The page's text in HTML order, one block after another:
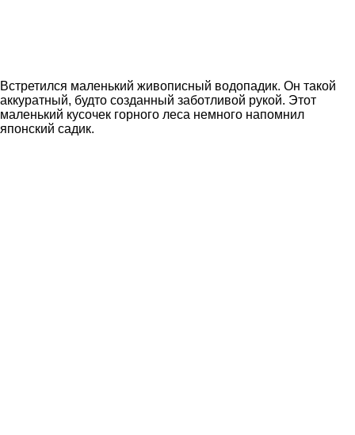
Встретился маленький живописный водопадик. Он такой
аккуратный, будто созданный заботливой рукой. Этот
маленький кусочек горного леса немного напомнил
японский садик.